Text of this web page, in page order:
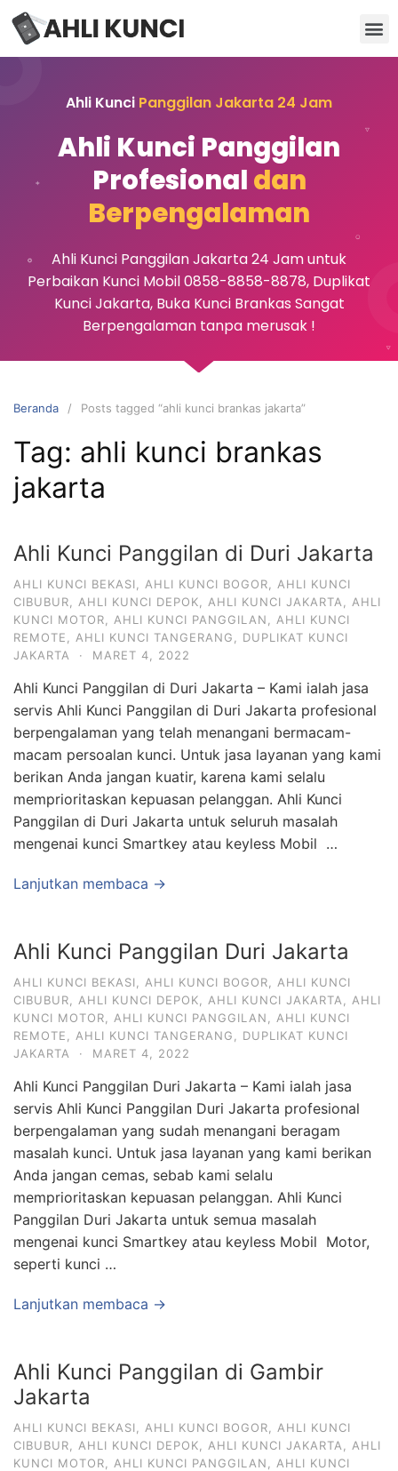
Ahli Kunci Panggilan Jakarta 24 Jam
Ahli Kunci Panggilan
Profesional dan
Berpengalaman
Ahli Kunci Panggilan Jakarta 24 Jam untuk
Perbaikan Kunci Mobil 0858-8858-8878, Duplikat
Kunci Jakarta, Buka Kunci Brankas Sangat
Berpengalaman tanpa merusak !
Beranda Posts tagged “ahli kunci brankas jakarta”
Tag: ahli kunci brankas
jakarta
Ahli Kunci Panggilan di Duri Jakarta
AHLI KUNCI BEKASI AHLI KUNCI BOGOR
AHLI KUNCI
CIBUBUR
AHLI KUNCI DEPOK AHLI KUNCI JAKARTA
AHLI
KUNCI MOTOR
AHLI KUNCI PANGGILAN
AHLI KUNCI
REMOTE
AHLI KUNCI TANGERANG
DUPLIKAT KUNCI
JAKARTA
· MARET 4, 2022
Ahli Kunci Panggilan di Duri Jakarta – Kami ialah jasa
servis Ahli Kunci Panggilan di Duri Jakarta profesional
berpengalaman yang telah menangani bermacam-
macam persoalan kunci. Untuk jasa layanan yang kami
berikan Anda jangan kuatir, karena kami selalu
memprioritaskan kepuasan pelanggan. Ahli Kunci
Panggilan di Duri Jakarta untuk seluruh masalah
mengenai kunci Smartkey atau keyless Mobil …
Lanjutkan membaca →
Ahli Kunci Panggilan Duri Jakarta
AHLI KUNCI BEKASI AHLI KUNCI BOGOR
AHLI KUNCI
CIBUBUR
AHLI KUNCI DEPOK AHLI KUNCI JAKARTA
AHLI
KUNCI MOTOR
AHLI KUNCI PANGGILAN
AHLI KUNCI
REMOTE
AHLI KUNCI TANGERANG
DUPLIKAT KUNCI
JAKARTA
· MARET 4, 2022
Ahli Kunci Panggilan Duri Jakarta – Kami ialah jasa
servis Ahli Kunci Panggilan Duri Jakarta profesional
berpengalaman yang sudah menangani beragam
masalah kunci. Untuk jasa layanan yang kami berikan
Anda jangan cemas, sebab kami selalu
memprioritaskan kepuasan pelanggan. Ahli Kunci
Panggilan Duri Jakarta untuk semua masalah
mengenai kunci Smartkey atau keyless Mobil Motor,
seperti kunci …
Lanjutkan membaca →
Ahli Kunci Panggilan di Gambir
Jakarta
AHLI KUNCI BEKASI AHLI KUNCI BOGOR
AHLI KUNCI
CIBUBUR
AHLI KUNCI DEPOK AHLI KUNCI JAKARTA
AHLI
KUNCI MOTOR
AHLI KUNCI PANGGILAN
AHLI KUNCI